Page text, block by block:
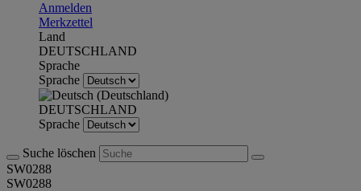
Anmelden
Merkzettel
Land
DEUTSCHLAND
Sprache
Sprache
DEUTSCHLAND
Sprache
Suche löschen
SW0288
SW0288